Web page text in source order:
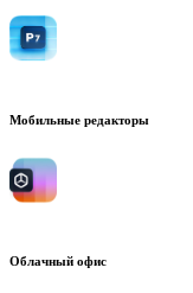
Мобильные редакторы
Облачный офис